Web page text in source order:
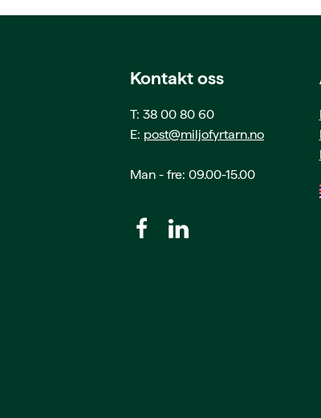
Kontakt oss
T: 38 00 80 60
E: post@miljofyrtarn.no
Man - fre: 09.00-15.00